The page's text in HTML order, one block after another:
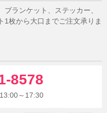
ランケット、ステッカー、
1枚から大口までご注文承りま
8578
～17:30